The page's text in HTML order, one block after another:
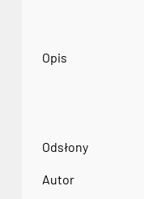
Opis
Odsłony
Autor